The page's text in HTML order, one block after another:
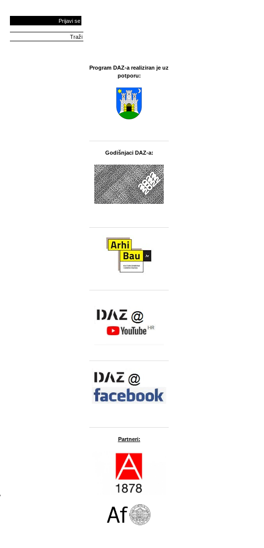
Prijavi se
Program DAZ-a realiziran je uz
potporu:
Godišnjaci DAZ-a:
Partneri: